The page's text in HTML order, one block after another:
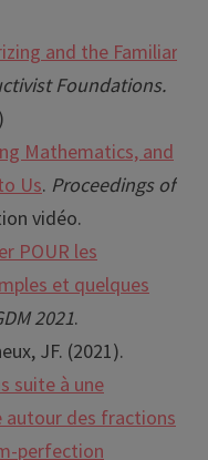
and the Familiar
Foundations.
)
Mathematics, and
Us. Proceedings of
vidéo.
POUR les
et quelques
2021.
JF. (2021).
suite à une
autour des fractions
perfection